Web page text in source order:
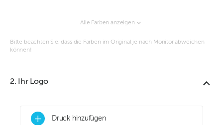
Alle Farben anzeigen
Bitte beachten Sie, dass die Farben im Original je nach Monitor abweichen
können!
2. Ihr Logo
+ Druck hinzufügen